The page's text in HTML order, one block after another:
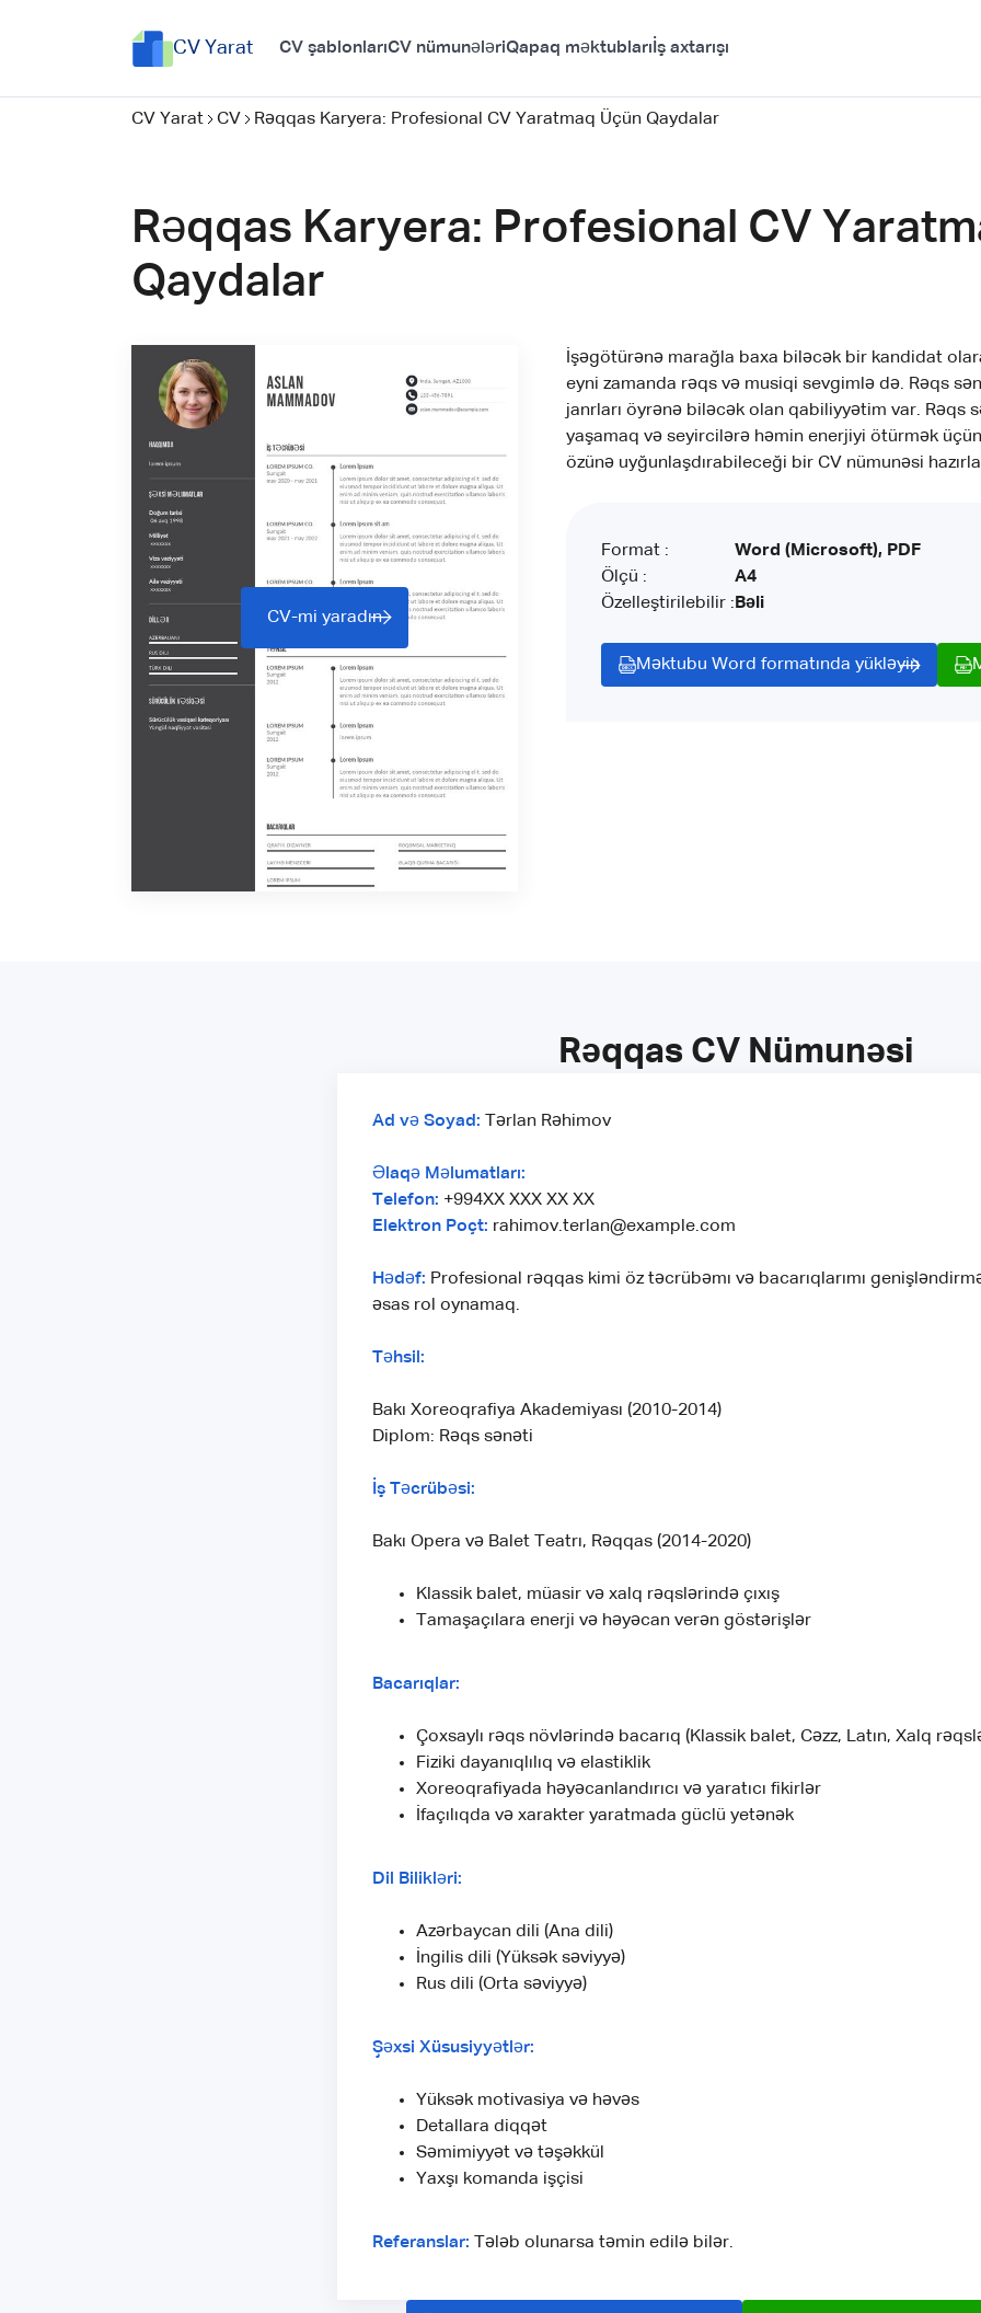
CV Yarat CV şablonlarıCV nümunələriQapaq məktubları İş axtarışı
CV Yarat CV Rəqqas Karyera: Profesional CV Yaratmaq Üçün Qaydalar
Rəqqas Karyera: Profesional CV
Qaydalar
CV-mi yaradın
İşəgötürənə marağla baxa biləcək bir kandidat
eyni zamanda rəqs və musiqi sevgimlə də. Rəqs
janrları öyrənə biləcək olan qabiliyyətim var. Rəqs
yaşamaq və seyircilərə həmin enerjiyi ötürmək üçün
özünə uyğunlaşdırabileceği bir CV nümunəsi
Format :
Ölçü :
Özelleştirilebilir :
Word (Microsoft), PDF
A4
Bəli
Məktubu Word formatında yükləyin
Rəqqas CV Nümunəsi
Ad və Soyad: Tərlan Rəhimov
Əlaqə Məlumatları:
Telefon: +994XX XXX XX XX
Elektron Poçt: rahimov.terlan@example.com
Hədəf: Profesional rəqqas kimi öz təcrübəmı və bacarıqlarımı
əsas rol oynamaq.
Təhsil:
Bakı Xoreoqrafiya Akademiyası (2010-2014)
Diplom: Rəqs sənəti
İş Təcrübəsi:
Bakı Opera və Balet Teatrı, Rəqqas (2014-2020)
Klassik balet, müasir və xalq rəqslərində çıxış
Tamaşaçılara enerji və həyəcan verən göstərişlər
Bacarıqlar:
Çoxsaylı rəqs növlərində bacarıq (Klassik balet, Cəzz, Latın, Xalq
Fiziki dayanıqlılıq və elastiklik
Xoreoqrafiyada həyəcanlandırıcı və yaratıcı fikirlər
İfaçılıqda və xarakter yaratmada güclü yetənək
Dil Bilikləri:
Azərbaycan dili (Ana dili)
İngilis dili (Yüksək səviyyə)
Rus dili (Orta səviyyə)
Şəxsi Xüsusiyyətlər:
Yüksək motivasiya və həvəs
Detallara diqqət
Səmimiyyət və təşəkkül
Yaxşı komanda işçisi
Referanslar: Tələb olunarsa təmin edilə bilər.